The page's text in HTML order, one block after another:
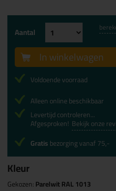
Kleur
Gekozen:Parelwit RAL 1013
Aantal
In winkelwagen
Voldoende voorraad
Alleen online beschikbaar
Levertijd controleren...
Afgesproken! Bekijk onze
Gratisbezorging vanaf 75,-